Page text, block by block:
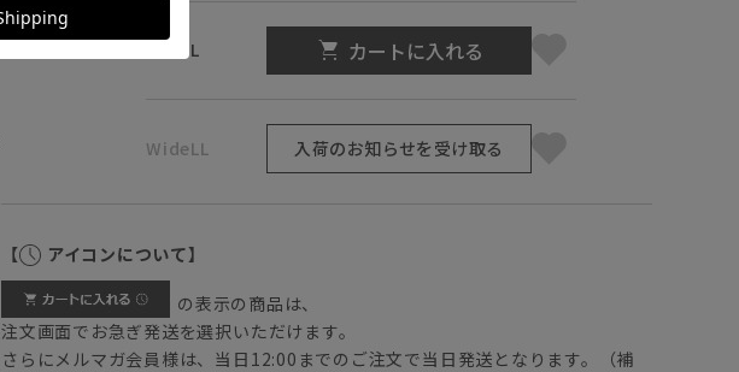
WideL カートに入れる
WideLL 入荷のお知らせを受け取る
【 アイコンについて】
の表示の商品は、
注文画面でお急ぎ発送を選択いただけます。
さらにメルマガ会員様は、当日12:00までのご注文で当日発送となります。（補